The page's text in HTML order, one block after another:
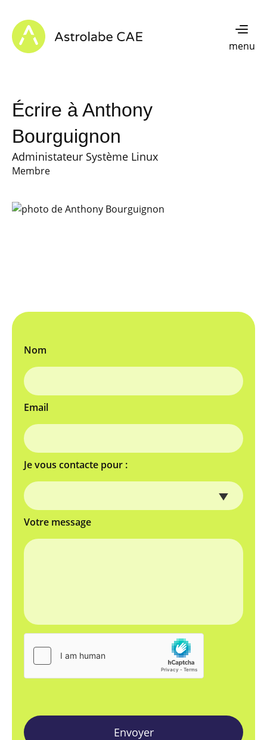
Astrolabe CAE - Home
menu
Écrire à Anthony
Bourguignon
Administateur Système Linux
Membre
Nom
Email
Je vous contacte pour :
Votre message
Envoyer